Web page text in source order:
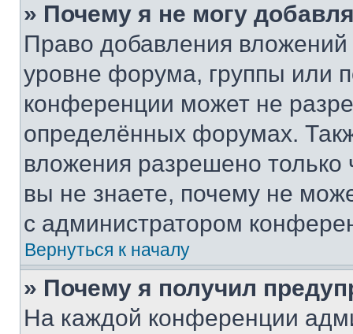
» Почему я не могу
Право добавления
уровне форума, группы или
конференции может не
определённых форумах.
вложения разрешено
вы не знаете, почему не
с администратором
Вернуться к началу
» Почему я получил
На каждой конференции